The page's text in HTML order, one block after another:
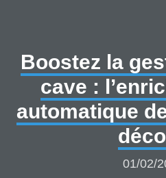
Boostez la
cave :
automatique
01/02/